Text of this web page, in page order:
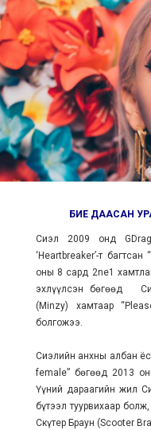
БИЕ ДААСАН
Сиэл 2009 онд
‘Heartbreaker’-т
оны 8 сард 2ne1
эхлүүлсэн бөгөөд
(Minzy) хамтаар
болгожээ.
Сиэлийн анхны албан
female” бөгөөд 2013
Үүний дараагийн жил
бүтээл туурвихаар
Скүтер Браун (Scooter